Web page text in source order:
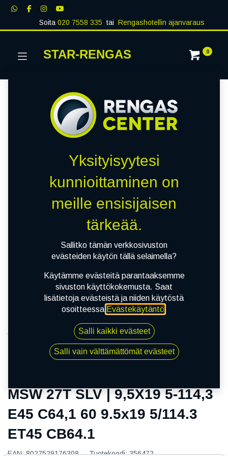
Soita020 7558 335 tai Rengashotellin ajanvaraus
STAR-RENGAS 0
MSW 27T SLV | 9,5X19 5-114,3 E45 C64,1 60 9.5x19
5/114.3 ET45 CB64.1
MSW 27T SLV | 9,5X19 5-114,3
E45 C64,1 60 9.5x19 5/114.3
ET45 CB64.1
EAN:8027529176308 Tuotekoodi:356472
Yksityisyytesi
kunnioittaminen on
meille ensisijaisen
tärkeää.
Sallitko tämän verkkosivuston
evästeiden käytön tällä selaimella?
Käytämme evästeitä parantaaksemme
sivuston käyttökokemusta. Saat
lisätietoja evästeistä ja niiden käytöstä
osoitteessa Evästekäytäntö.
Salli kaikki evästeet
Salli vain välttämättömät evästeet